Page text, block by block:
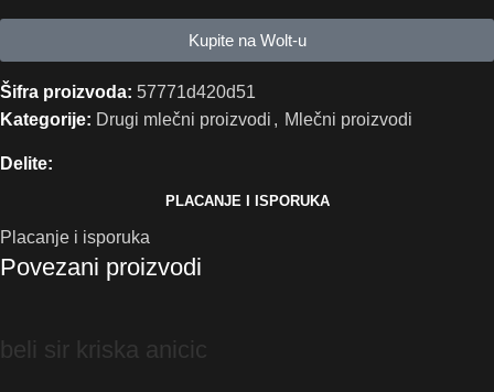
Kupite na Wolt-u
Šifra proizvoda: 57771d420d51
Kategorije: Drugi mlečni proizvodi , Mlečni proizvodi
Delite:
PLACANJE I ISPORUKA
Placanje i isporuka
Povezani proizvodi
beli sir kriska anicic